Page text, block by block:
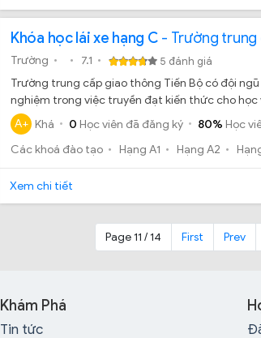
Khóa học lái xe hạng C - Trường trung
Trường 7.1
5 đánh giá
Trường trung cấp giao thông Tiến Bộ có đội
nghiệm trong việc truyền đạt kiến thức cho học
A+ Khá 0 Học viên đã đăng ký 80% Học
Các khoá đào tạo
Hạng A1 Hạng A2
Xem chi tiết
Page 11 / 14 First Prev
Khám Phá
Tin tức